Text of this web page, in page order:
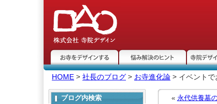
お寺をデザインする 悩み解決のヒント
寺院デザ
ト
HOME > 社長のブログ > お寺進化論 > イベント
ブログ内検索 « 永代供養墓